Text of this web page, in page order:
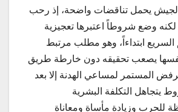
الجيش يحمل تناقضات واضحة، إذ رحب
لكنه وضع شروطاً اعتبرها تعجيزية
ابتداءاً، وهو مطلب مرتبط
نفسها يصعب تحقيقه دون خارطة طريق
المستمر لمساعي الهدنة إلا بعد
يتجاهل التكلفة البشرية
للحرب وزيادة مأساة ومعاناة